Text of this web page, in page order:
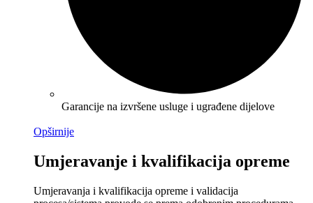
Garancije na izvršene usluge i ugrađene dijelove
Opširnije
Umjeravanje i kvalifikacija opreme
Umjeravanja i kvalifikacija opreme i validacija